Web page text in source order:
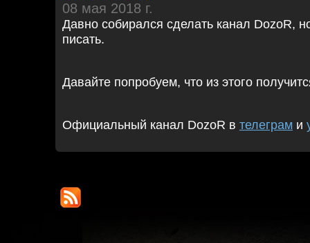
08 мая 2018 г.
Давно собирался сделать канал DozoR,
писать.
Давайте попробуем, что из этого
Официальный канал DozoR в телеграм и